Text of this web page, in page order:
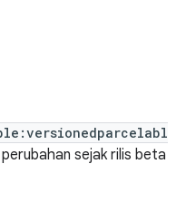
sejak rilis beta